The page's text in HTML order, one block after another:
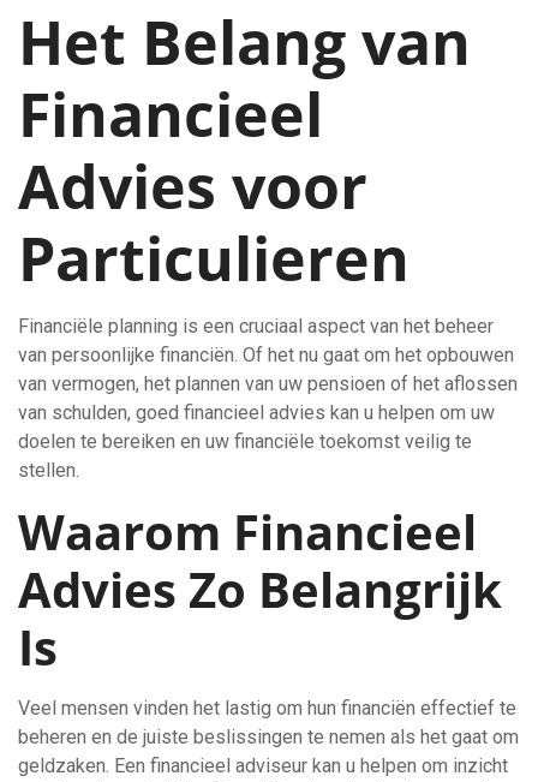
Het Belang van
Financieel
Advies voor
Particulieren
Financiële planning is een cruciaal aspect van het beheer
van persoonlijke financiën. Of het nu gaat om het opbouwen
van vermogen, het plannen van uw pensioen of het aflossen
van schulden, goed financieel advies kan u helpen om uw
doelen te bereiken en uw financiële toekomst veilig te
stellen.
Waarom Financieel
Advies Zo Belangrijk
Is
Veel mensen vinden het lastig om hun financiën effectief te
beheren en de juiste beslissingen te nemen als het gaat om
geldzaken. Een financieel adviseur kan u helpen om inzicht